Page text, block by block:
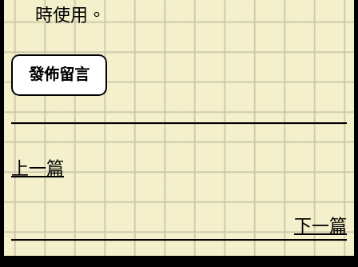
時使用。
上一篇
下一篇